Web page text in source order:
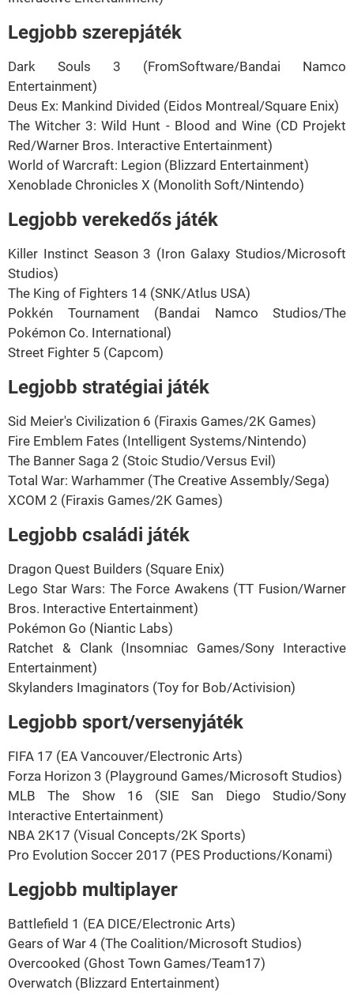
Legjobb szerepjáték
Dark Souls 3 (FromSoftware/Bandai Namco
Entertainment)
Deus Ex: Mankind Divided (Eidos Montreal/Square Enix)
The Witcher 3: Wild Hunt - Blood and Wine (CD Projekt
Red/Warner Bros. Interactive Entertainment)
World of Warcraft: Legion (Blizzard Entertainment)
Xenoblade Chronicles X (Monolith Soft/Nintendo)
Legjobb verekedős játék
Killer Instinct Season 3 (Iron Galaxy Studios/Microsoft
Studios)
The King of Fighters 14 (SNK/Atlus USA)
Pokkén Tournament (Bandai Namco Studios/The
Pokémon Co. International)
Street Fighter 5 (Capcom)
Legjobb stratégiai játék
Sid Meier's Civilization 6 (Firaxis Games/2K Games)
Fire Emblem Fates (Intelligent Systems/Nintendo)
The Banner Saga 2 (Stoic Studio/Versus Evil)
Total War: Warhammer (The Creative Assembly/Sega)
XCOM 2 (Firaxis Games/2K Games)
Legjobb családi játék
Dragon Quest Builders (Square Enix)
Lego Star Wars: The Force Awakens (TT Fusion/Warner
Bros. Interactive Entertainment)
Pokémon Go (Niantic Labs)
Ratchet & Clank (Insomniac Games/Sony Interactive
Entertainment)
Skylanders Imaginators (Toy for Bob/Activision)
Legjobb sport/versenyjáték
FIFA 17 (EA Vancouver/Electronic Arts)
Forza Horizon 3 (Playground Games/Microsoft Studios)
MLB The Show 16 (SIE San Diego Studio/Sony
Interactive Entertainment)
NBA 2K17 (Visual Concepts/2K Sports)
Pro Evolution Soccer 2017 (PES Productions/Konami)
Legjobb multiplayer
Battlefield 1 (EA DICE/Electronic Arts)
Gears of War 4 (The Coalition/Microsoft Studios)
Overcooked (Ghost Town Games/Team17)
Overwatch (Blizzard Entertainment)